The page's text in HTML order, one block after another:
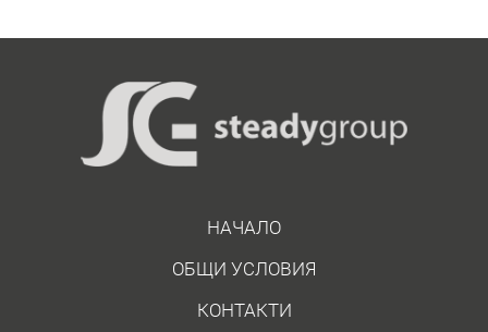
НАЧАЛО
ОБЩИ УСЛОВИЯ
КОНТАКТИ